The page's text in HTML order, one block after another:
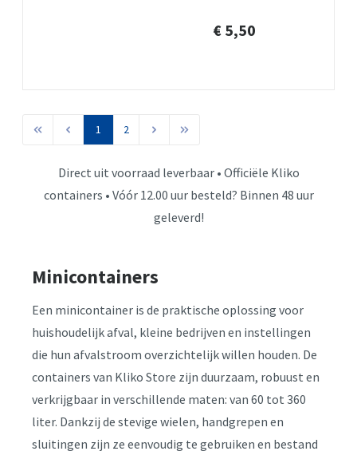
€ 5,50
1 2
Direct uit voorraad leverbaar • Officiële Kliko
containers • Vóór 12.00 uur besteld? Binnen 48 uur
geleverd!
Minicontainers
Een minicontainer is de praktische oplossing voor
huishoudelijk afval, kleine bedrijven en instellingen
die hun afvalstroom overzichtelijk willen houden. De
containers van Kliko Store zijn duurzaam, robuust en
verkrijgbaar in verschillende maten: van 60 tot 360
liter. Dankzij de stevige wielen, handgrepen en
sluitingen zijn ze eenvoudig te gebruiken en bestand